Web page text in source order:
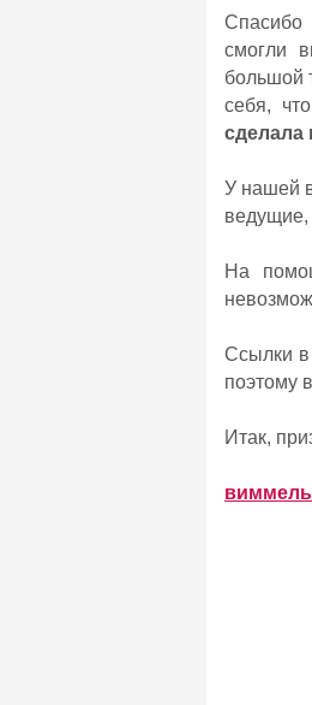
смогли
большой
себя,
сделала
У нашей
ведущие,
На
Ссылки в
поэтому
Итак,